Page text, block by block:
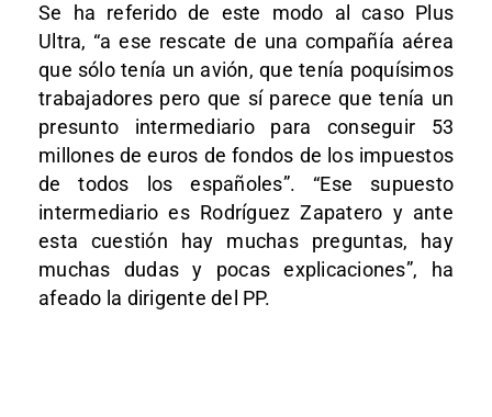
Se ha referido de este modo al caso Plus
Ultra, “a ese rescate de una compañía aérea
que sólo tenía un avión, que tenía poquísimos
trabajadores pero que sí parece que tenía un
presunto intermediario para conseguir 53
millones de euros de fondos de los impuestos
de todos los españoles”. “Ese supuesto
intermediario es Rodríguez Zapatero y ante
esta cuestión hay muchas preguntas, hay
muchas dudas y pocas explicaciones”, ha
afeado la dirigente del PP.